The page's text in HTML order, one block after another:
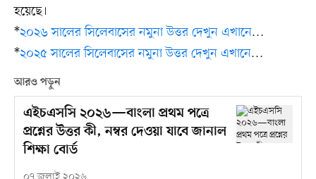
হয়েছে।
*২০২৬ সালের সিলেবাসের নমুনা উত্তর দেখুন এখানে…
*২০২৫ সালের সিলেবাসের নমুনা উত্তর দেখুন এখানে…
আরও পড়ুন
এইচএসসি ২০২৬—বাংলা প্রথম পত্রে
প্রশ্নের উত্তর কী, নম্বর দেওয়া যাবে জানাল
শিক্ষা বোর্ড